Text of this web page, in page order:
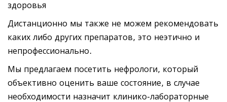
здоровья
Дистанционно мы также не можем рекомендовать
каких либо других препаратов, это неэтично и
непрофессионально.
Мы предлагаем посетить нефрологи, который
объективно оценить ваше состояние, в случае
необходимости назначит клинико-лабораторные